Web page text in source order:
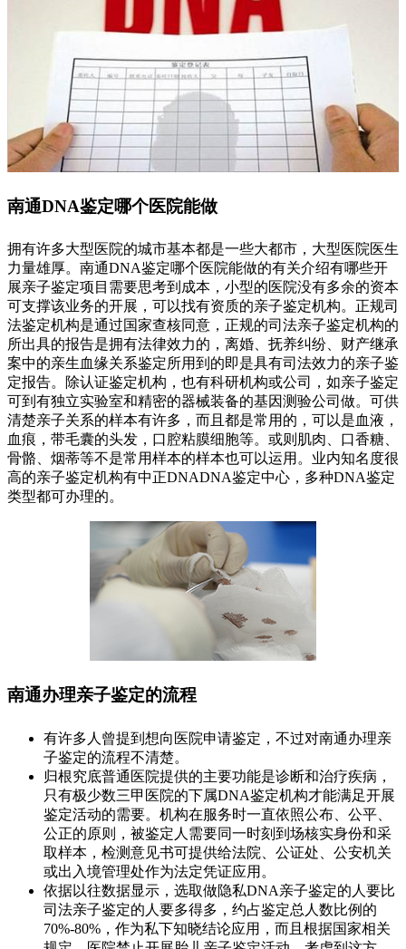
南通DNA鉴定哪个医院能做
拥有许多大型医院的城市基本都是一些大都市，大型医院医生
力量雄厚。南通DNA鉴定哪个医院能做的有关介绍有哪些开
展亲子鉴定项目需要思考到成本，小型的医院没有多余的资本
可支撑该业务的开展，可以找有资质的亲子鉴定机构。正规司
法鉴定机构是通过国家查核同意，正规的司法亲子鉴定机构的
所出具的报告是拥有法律效力的，离婚、抚养纠纷、财产继承
案中的亲生血缘关系鉴定所用到的即是具有司法效力的亲子鉴
定报告。除认证鉴定机构，也有科研机构或公司，如亲子鉴定
可到有独立实验室和精密的器械装备的基因测验公司做。可供
清楚亲子关系的样本有许多，而且都是常用的，可以是血液，
血痕，带毛囊的头发，口腔粘膜细胞等。或则肌肉、口香糖、
骨骼、烟蒂等不是常用样本的样本也可以运用。业内知名度很
高的亲子鉴定机构有中正DNADNA鉴定中心，多种DNA鉴定
类型都可办理的。
南通办理亲子鉴定的流程
有许多人曾提到想向医院申请鉴定，不过对南通办理亲
子鉴定的流程不清楚。
归根究底普通医院提供的主要功能是诊断和治疗疾病，
只有极少数三甲医院的下属DNA鉴定机构才能满足开展
鉴定活动的需要。机构在服务时一直依照公布、公平、
公正的原则，被鉴定人需要同一时刻到场核实身份和采
取样本，检测意见书可提供给法院、公证处、公安机关
或出入境管理处作为法定凭证应用。
依据以往数据显示，选取做隐私DNA亲子鉴定的人要比
司法亲子鉴定的人要多得多，约占鉴定总人数比例的
70%-80%，作为私下知晓结论应用，而且根据国家相关